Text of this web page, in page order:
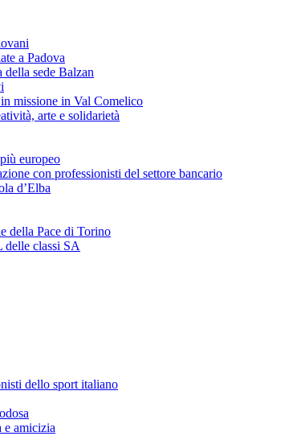
a Padova
sede Balzan
missione in Val Comelico
arte e solidarietà
europeo
con professionisti del settore bancario
d’Elba
della Pace di Torino
delle classi SA
dello sport italiano
e amicizia